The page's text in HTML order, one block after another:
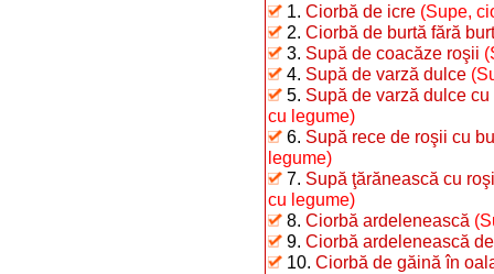
1. Ciorbă de icre (Supe,
2. Ciorbă de burtă fără
3. Supă de coacăze roşii
4. Supă de varză dulce
5. Supă de varză dulce
cu legume)
6. Supă rece de roşii cu
legume)
7. Supă ţărănească cu
cu legume)
8. Ciorbă ardelenească
9. Ciorbă ardelenească
10. Ciorbă de găină în